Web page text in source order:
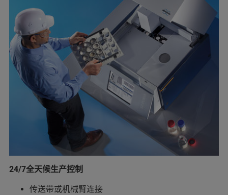
24/7全天候生产控制
传送带或机械臂连接